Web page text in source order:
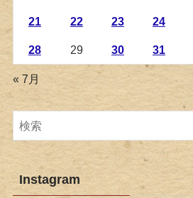
21 22 23 24
28 29 30 31
« 7月
Instagram